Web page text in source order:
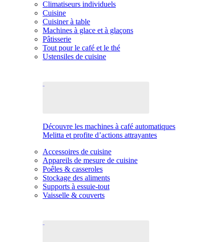
Climatiseurs individuels
Cuisine
Cuisiner à table
Machines à glace et à glaçons
Pâtisserie
Tout pour le café et le thé
Ustensiles de cuisine
Découvre les machines à café automatiques
Melitta et profite d’actions attrayantes
Accessoires de cuisine
Appareils de mesure de cuisine
Poêles & casseroles
Stockage des aliments
Supports à essuie-tout
Vaisselle & couverts